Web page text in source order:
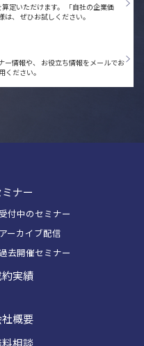
定いただけます。
「自社の企業価
、 ぜひお試しください。
情報や、
お役立ち情報をメールでお
ください。
ナー
受付中のセミナー
アーカイブ配信
去開催セミナー
実績
社概要